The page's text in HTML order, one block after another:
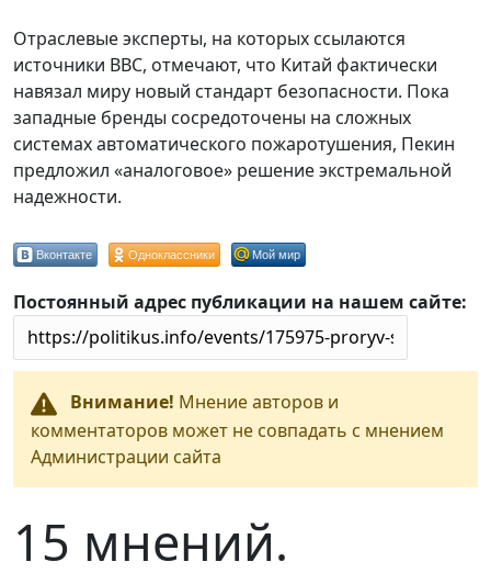
Отраслевые эксперты, на которых ссылаются
источники BBC, отмечают, что Китай фактически
навязал миру новый стандарт безопасности. Пока
западные бренды сосредоточены на сложных
системах автоматического пожаротушения, Пекин
предложил «аналоговое» решение экстремальной
надежности.
Вконтакте Одноклассники Мой мир
Постоянный адрес публикации на нашем сайте:
Внимание! Мнение авторов и
комментаторов может не совпадать с мнением
Администрации сайта
15 мнений.